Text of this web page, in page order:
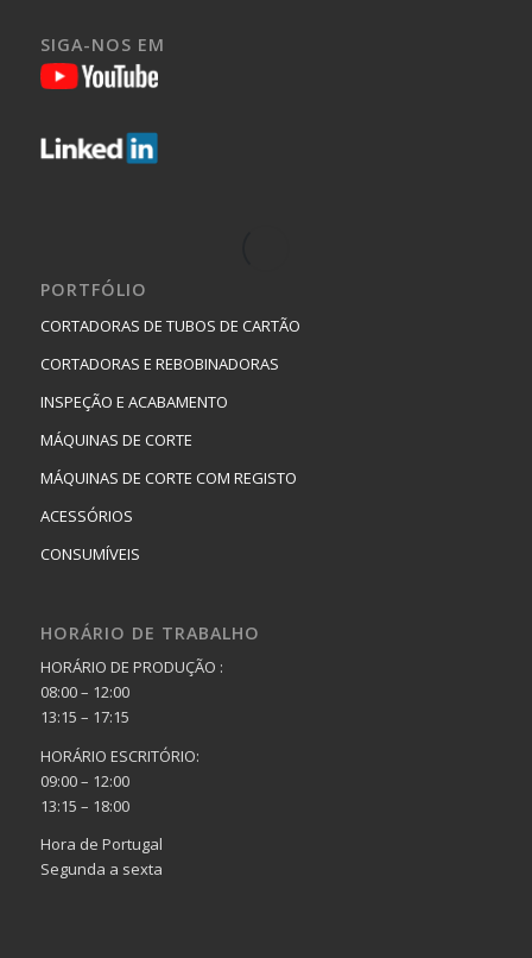
SIGA-NOS EM
PORTFÓLIO
CORTADORAS DE TUBOS DE CARTÃO
CORTADORAS E REBOBINADORAS
INSPEÇÃO E ACABAMENTO
MÁQUINAS DE CORTE
MÁQUINAS DE CORTE COM REGISTO
ACESSÓRIOS
CONSUMÍVEIS
HORÁRIO DE TRABALHO
HORÁRIO DE PRODUÇÃO :
08:00 – 12:00
13:15 – 17:15
HORÁRIO ESCRITÓRIO:
09:00 – 12:00
13:15 – 18:00
Hora de Portugal
Segunda a sexta